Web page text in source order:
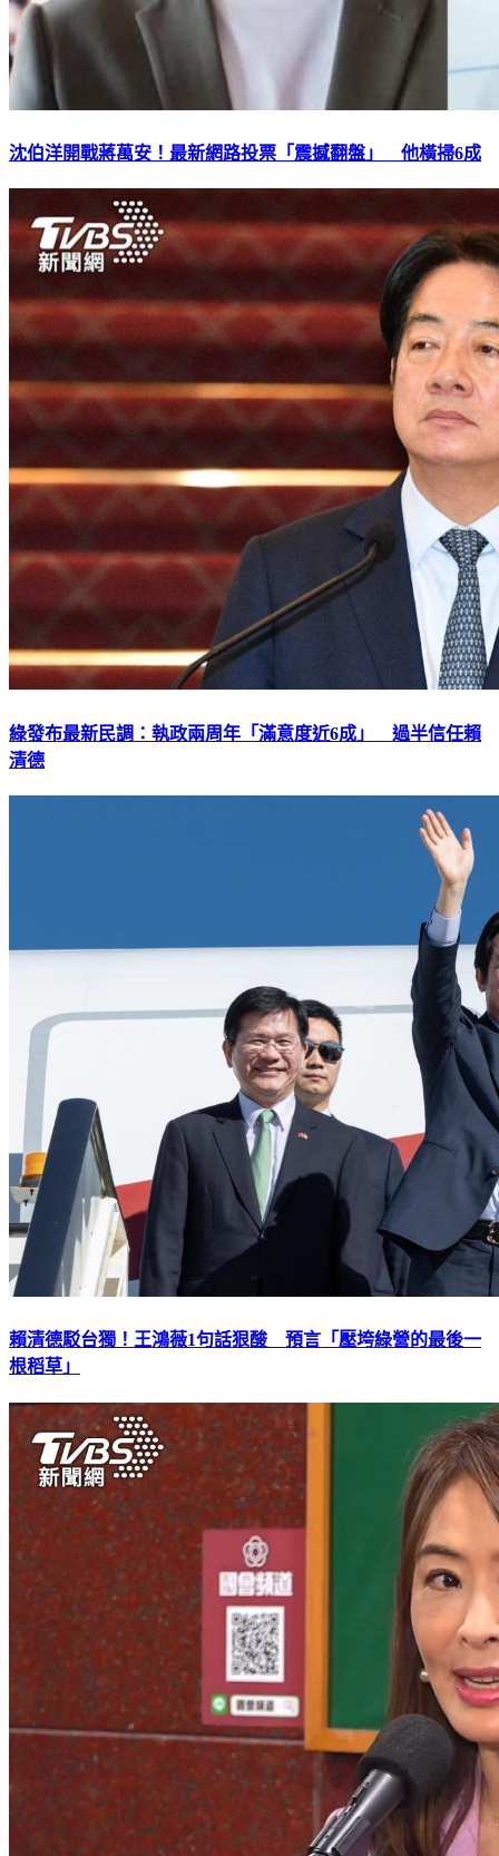
沈伯洋開戰蔣萬安！最新網路投票「震撼翻盤」 他橫掃6成
綠發布最新民調：執政兩周年「滿意度近6成」 過半信任賴
清德
賴清德駁台獨！王鴻薇1句話狠酸 預言「壓垮綠營的最後一
根稻草」